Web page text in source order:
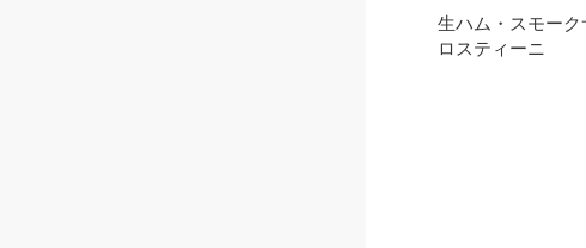
生ハム・スモーク
ロスティーニ